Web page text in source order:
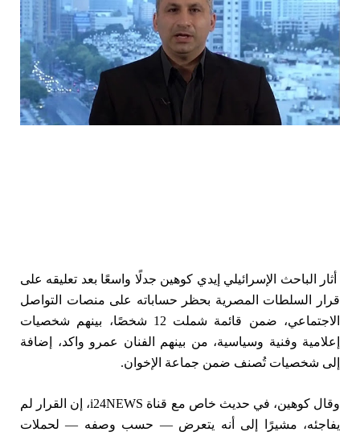
أثار الباحث الإسرائيلي إيدي كوهين جدلًا واسعًا بعد تعليقه على
قرار السلطات المصرية بحظر حساباته على منصات التواصل
الاجتماعي، ضمن قائمة شملت 12 شخصًا، بينهم شخصيات
إعلامية وفنية وسياسية، من بينهم الفنان عمرو واكد، إضافة
إلى شخصيات تُصنف ضمن جماعة الإخوان.
وقال كوهين، في حديث خاص مع قناة i24NEWS، إن القرار لم
يفاجئه، مشيرًا إلى أنه يتعرض — حسب وصفه — لحملات